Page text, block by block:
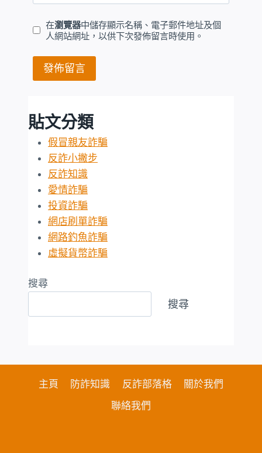
在瀏覽器中儲存顯示名稱、電子郵件地址及個
人網站網址，以供下次發佈留言時使用。
貼文分類
假冒親友詐騙
反詐小撇步
反詐知識
愛情詐騙
投資詐騙
網店刷單詐騙
網路釣魚詐騙
虛擬貨幣詐騙
搜尋
搜尋
主頁 防詐知識 反詐部落格
關於我們
聯絡我們